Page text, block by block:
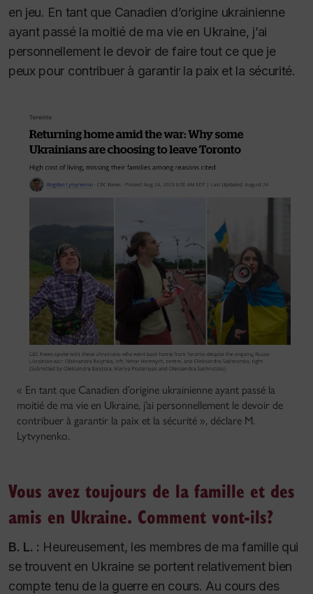
en jeu. En tant que Canadien d’origine ukrainienne
ayant passé la moitié de ma vie en Ukraine, j’ai
personnellement le devoir de faire tout ce que je
peux pour contribuer à garantir la paix et la sécurité.
« En tant que Canadien d’origine ukrainienne ayant passé la
moitié de ma vie en Ukraine, j’ai personnellement le devoir de
contribuer à garantir la paix et la sécurité », déclare M.
Lytvynenko.
Vous avez toujours de la famille et des
amis en Ukraine. Comment vont-ils?
B. L. : Heureusement, les membres de ma famille qui
se trouvent en Ukraine se portent relativement bien
compte tenu de la guerre en cours. Au cours des